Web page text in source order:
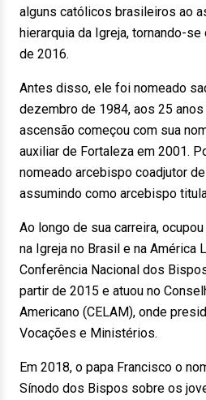
alguns católicos brasileiros ao
hierarquia da Igreja, tornando-
de 2016.
Antes disso, ele foi nomeado
dezembro de 1984, aos 25
ascensão começou com sua
auxiliar de Fortaleza em 2001.
nomeado arcebispo coadjutor
assumindo como arcebispo
Ao longo de sua carreira,
na Igreja no Brasil e na América
Conferência Nacional dos
partir de 2015 e atuou no
Americano (CELAM), onde
Vocações e Ministérios.
Em 2018, o papa Francisco o
Sínodo dos Bispos sobre os